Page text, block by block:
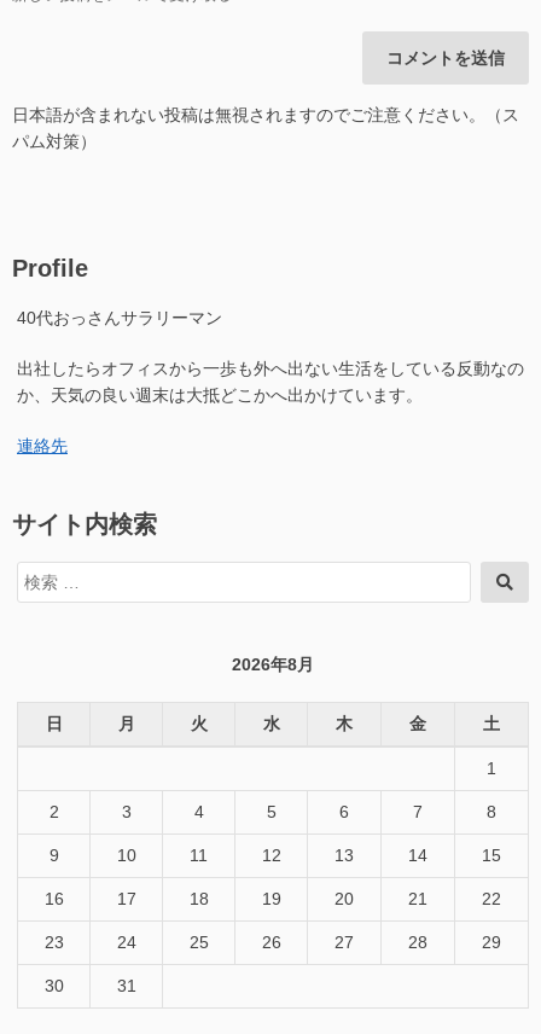
日本語が含まれない投稿は無視されますのでご注意ください。（ス
パム対策）
Profile
40代おっさんサラリーマン
出社したらオフィスから一歩も外へ出ない生活をしている反動なの
か、天気の良い週末は大抵どこかへ出かけています。
連絡先
サイト内検索
検
索
索
2026年8月
日 月 火 水 木 金 土
1
2 3 4 5 6 7 8
9 10 11 12 13 14 15
16 17 18 19 20 21 22
23 24 25 26 27 28 29
30 31